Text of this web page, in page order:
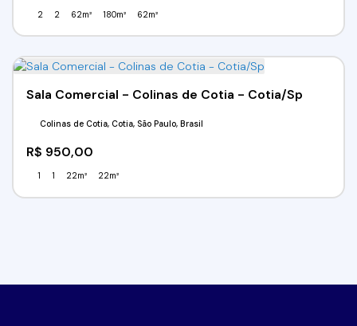
2 2 62m² 180m² 62m²
Sala Comercial - Colinas de Cotia - Cotia/Sp
R$ 950,00
Colinas de Cotia, Cotia, São Paulo, Brasil
1 1 22m² 22m²